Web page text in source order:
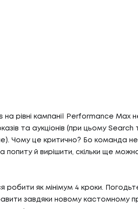
рівні кампанії Performance Max
та аукціонів (при цьому Search
Чому це критично? Бо команда
попиту й вирішити, скільки ще
робити як мінімум 4 кроки.
завдяки новому кастомному